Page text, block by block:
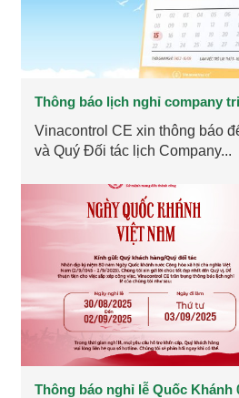
Thông báo lịch nghỉ company
Vinacontrol CE xin thông báo
và Quý Đối tác lịch Company...
Thông báo nghỉ lễ Quốc Khánh